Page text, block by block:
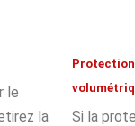
le
la
Si la